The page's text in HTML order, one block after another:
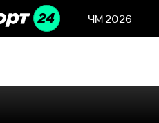
ЧМ 2026